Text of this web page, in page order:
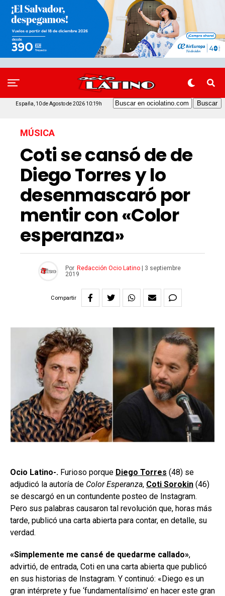
España, 10 de Agosto de 2026 10:19h
MÚSICA
Coti se cansó de de
Diego Torres y lo
desenmascaró por
mentir con «Color
esperanza»
Por Redacción Ocio Latino|
3 septiembre
2019
Compartir
Ocio Latino-. Furioso porque Diego Torres (48) se
adjudicó la autoría de Color Esperanza, Coti Sorokin (46)
se descargó en un contundente posteo de Instagram.
Pero sus palabras causaron tal revolución que, horas más
tarde, publicó una carta abierta para contar, en detalle, su
verdad.
«Simplemente me cansé de quedarme callado»,
advirtió, de entrada, Coti en una carta abierta que publicó
en sus historias de Instagram. Y continuó: «Diego es un
gran intérprete y fue ‘fundamentalísimo’ en hacer este gran